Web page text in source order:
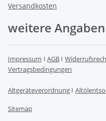
Versandkosten
weitere Angaben
Impressum I AGB I
Vertragsbedingungen
Altgeräteverordnung I
Sitemap